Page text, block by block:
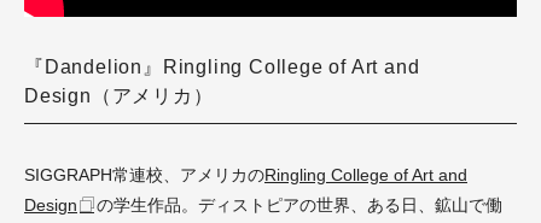
『Dandelion』Ringling College of Art and
Design（アメリカ）
SIGGRAPH常連校、アメリカのRingling College of Art and
Design
の学生作品。ディストピアの世界、ある日、鉱山で働